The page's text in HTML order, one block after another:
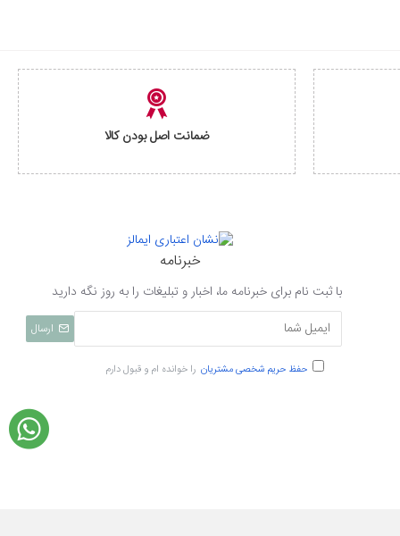
ضمانت اصل بودن کالا
خبرنامه
با ثبت نام برای خبرنامه ما، اخبار و تبلیغات را به روز نگه دارید
ارسال
حفظ حریم شخصی مشتریان را خوانده ام و قبول دارم